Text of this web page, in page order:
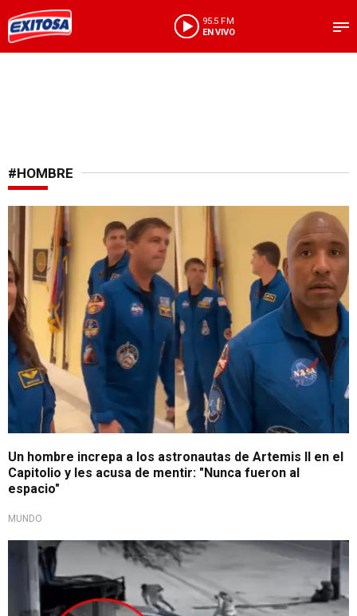
95.5 FM
EN VIVO
#HOMBRE
Inesperada escena
Un hombre increpa a los astronautas de Artemis II en el
Capitolio y les acusa de mentir: "Nunca fueron al
espacio"
MUNDO
A sangre fría